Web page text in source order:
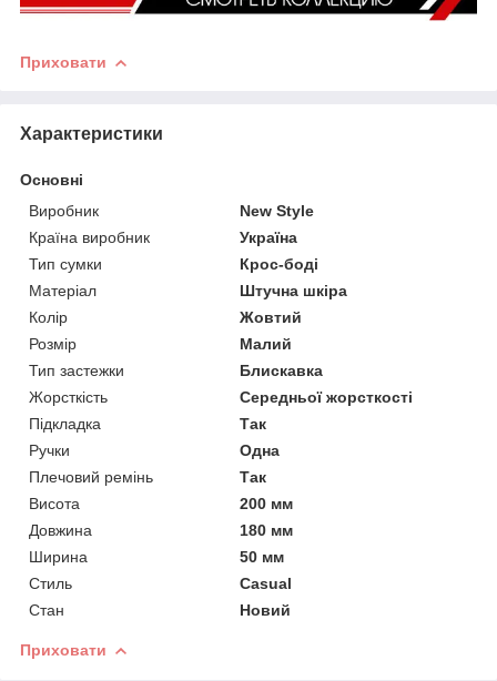
Приховати
Характеристики
Основні
Виробник
New Style
Країна виробник
Україна
Тип сумки
Крос-боді
Матеріал
Штучна шкіра
Колір
Жовтий
Розмір
Малий
Тип застежки
Блискавка
Жорсткість
Середньої жорсткості
Підкладка
Так
Ручки
Одна
Плечовий ремінь
Так
Висота
200 мм
Довжина
180 мм
Ширина
50 мм
Стиль
Casual
Стан
Новий
Приховати